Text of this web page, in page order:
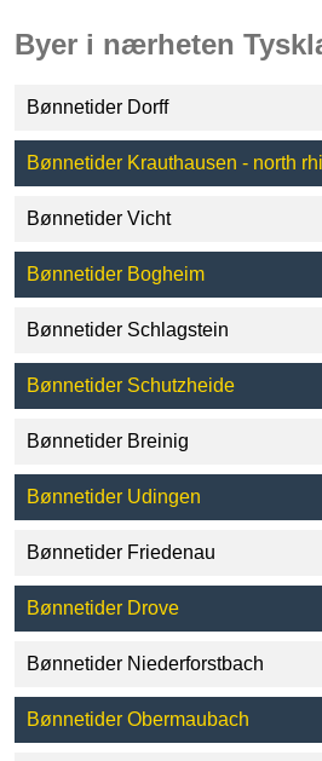
Byer i nærheten
Bønnetider Dorff
Bønnetider Krauthausen - north
Bønnetider Vicht
Bønnetider Bogheim
Bønnetider Schlagstein
Bønnetider Schutzheide
Bønnetider Breinig
Bønnetider Udingen
Bønnetider Friedenau
Bønnetider Drove
Bønnetider Niederforstbach
Bønnetider Obermaubach